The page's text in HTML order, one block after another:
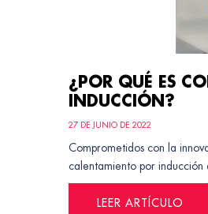
¿POR QUÉ ES
INDUCCIÓN?
27 DE JUNIO DE 2022
Comprometidos con la
calentamiento por inducción
LEER ARTÍCULO